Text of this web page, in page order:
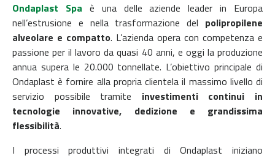
Ondaplast Spa è una delle aziende leader in Europa
nell’estrusione e nella trasformazione del polipropilene
alveolare e compatto. L’azienda opera con competenza e
passione per il lavoro da quasi 40 anni, e oggi la produzione
annua supera le 20.000 tonnellate. L’obiettivo principale di
Ondaplast è fornire alla propria clientela il massimo livello di
servizio possibile tramite investimenti continui in
tecnologie innovative, dedizione e grandissima
flessibilità.
I processi produttivi integrati di Ondaplast iniziano